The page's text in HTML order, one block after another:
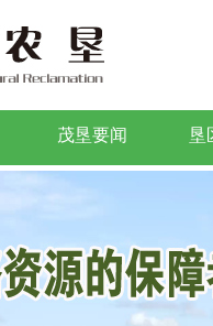
茂垦要闻 垦